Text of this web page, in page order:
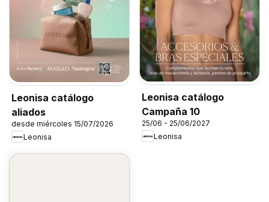
Leonisa catálogo
aliados
desde miércoles 15/07/2026
Leonisa
Leonisa catálogo
Campaña 10
25/06 - 25/06/2027
Leonisa